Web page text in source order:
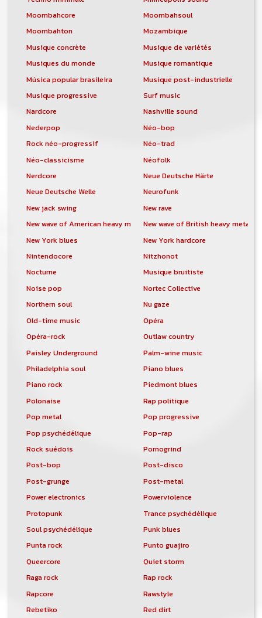
Moombahcore
Moombahsoul
Moombahton
Mozambique
Musique concrète
Musique de variétés
Musiques du monde
Musique romantique
Música popular brasileira
Musique post-industrielle
Musique progressive
Surf music
Nardcore
Nashville sound
Nederpop
Néo-bop
Rock néo-progressif
Néo-trad
Néo-classicisme
Néofolk
Nerdcore
Neue Deutsche Härte
Neue Deutsche Welle
Neurofunk
New jack swing
New rave
New wave of American heavy metalNew wave of British heavy metal
New York blues
New York hardcore
Nintendocore
Nitzhonot
Nocturne
Musique bruitiste
Noise pop
Nortec Collective
Northern soul
Nu gaze
Old-time music
Opéra
Opéra-rock
Outlaw country
Paisley Underground
Palm-wine music
Philadelphia soul
Piano blues
Piano rock
Piedmont blues
Polonaise
Rap politique
Pop metal
Pop progressive
Pop psychédélique
Pop-rap
Rock suédois
Pornogrind
Post-bop
Post-disco
Post-grunge
Post-metal
Power electronics
Powerviolence
Protopunk
Trance psychédélique
Soul psychédélique
Punk blues
Punta rock
Punto guajiro
Queercore
Quiet storm
Raga rock
Rap rock
Rapcore
Rawstyle
Rebetiko
Red dirt